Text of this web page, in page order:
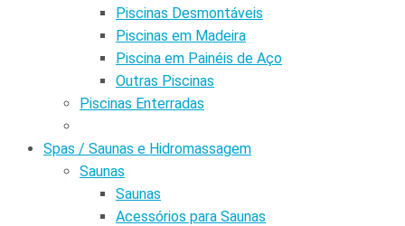
Piscinas Desmontáveis
Piscinas em Madeira
Piscina em Painéis de Aço
Outras Piscinas
Piscinas Enterradas
Spas / Saunas e Hidromassagem
Saunas
Saunas
Acessórios para Saunas